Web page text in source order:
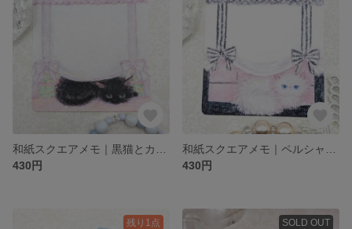
430円
430円
残り1点 SOLD OUT